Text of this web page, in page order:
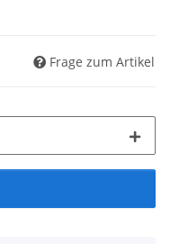
Frage zum Artikel